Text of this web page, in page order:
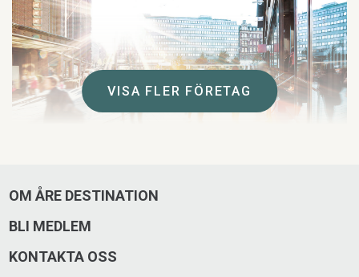
Deloitte
Tillhandahåller ekonomiska tjänster som revision,
consulting, finansiell rådgivning, riskhantering,
VISA FLER FÖRETAG
OM ÅRE DESTINATION
BLI MEDLEM
KONTAKTA OSS